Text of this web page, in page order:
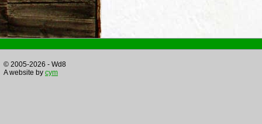
© 2005-2026 - Wd8
A website by cym